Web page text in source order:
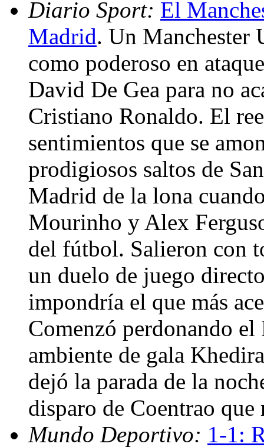
Diario Sport: El
Madrid. Un Manchester
como poderoso en
David De Gea para no
Cristiano Ronaldo. El
sentimientos que se
prodigiosos saltos de
Madrid de la lona
Mourinho y Alex
del fútbol. Salieron con
un duelo de juego
impondría el que más
Comenzó perdonando
ambiente de gala
dejó la parada de la
disparo de Coentrao
Mundo Deportivo: 1-1: